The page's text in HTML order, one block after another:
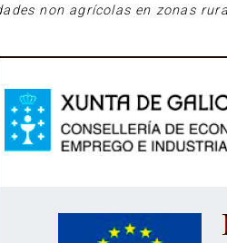
non agrícolas en zonas